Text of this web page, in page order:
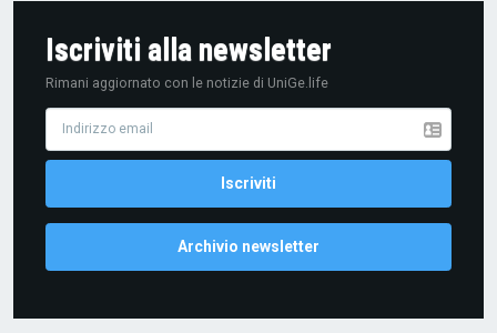
Iscriviti alla newsletter
Rimani aggiornato con le notizie di UniGe.life
Archivio newsletter